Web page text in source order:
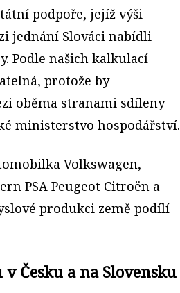
podpoře, jejíž výši
jednání Slováci nabídli
Podle našich kalkulací
protože by
oběma stranami sdíleny
ministerstvo hospodářství.
Volkswagen,
PSA Peugeot Citroën a
produkci země podílí
Česku a na Slovensku